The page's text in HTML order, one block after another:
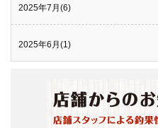
2025年7月(6)
2025年6月(1)